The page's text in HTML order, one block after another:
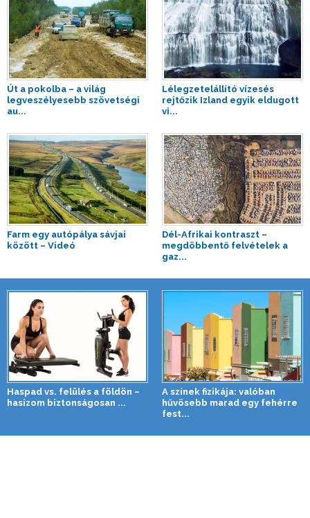
Út a pokolba – a világ
legveszélyesebb szövetségi
au...
Lélegzetelállító vízesés
rejtőzik Izland egyik eldugott
vi...
Farm egy autópálya sávjai
között – Videó
Dél-Afrikai kontraszt –
megdöbbentő felvételek a
gaz...
Haspad vs. felülés a földön –
hasizom biztonságosan ...
A színek fizikája: valóban
hűvösebb marad egy fehérre
fest...